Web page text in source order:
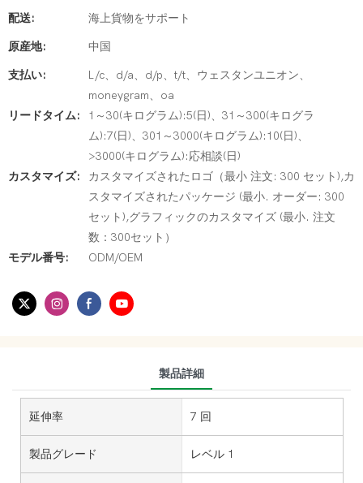
配送: 海上貨物をサポート
原産地: 中国
支払い:
L/c、d/a、d/p、t/t、ウェスタンユニオン、
moneygram、oa
リードタイム:
1～30(キログラム):5(日)、31～300(キログラ
ム):7(日)、301～3000(キログラム):10(日)、
>3000(キログラム):応相談(日)
カスタマイズ:
カスタマイズされたロゴ（最小 注文: 300 セット),カ
スタマイズされたパッケージ (最小. オーダー: 300
セット),グラフィックのカスタマイズ (最小. 注文
数：300セット）
モデル番号:
ODM/OEM
製品詳細
延伸率 7 回
製品グレード レベル 1